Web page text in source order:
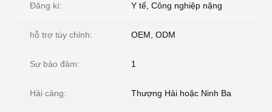
Đăng kí: Y tế, Công nghiệp nặng
hỗ trợ tùy chỉnh: OEM, ODM
Sự bảo đảm: 1
Hải cảng: Thượng Hải hoặc Ninh Ba